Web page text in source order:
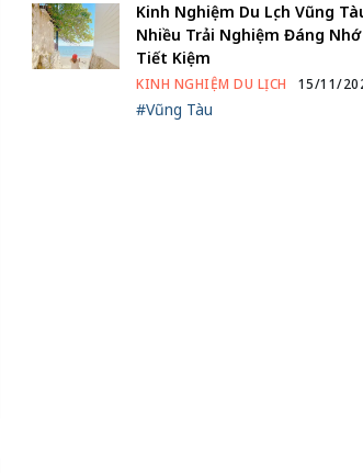
Kinh Nghiệm Du Lịch Vũng
Nhiều Trải Nghiệm Đáng Nhớ
Tiết Kiệm
KINH NGHIỆM DU LỊCH 15/11/
#Vũng Tàu